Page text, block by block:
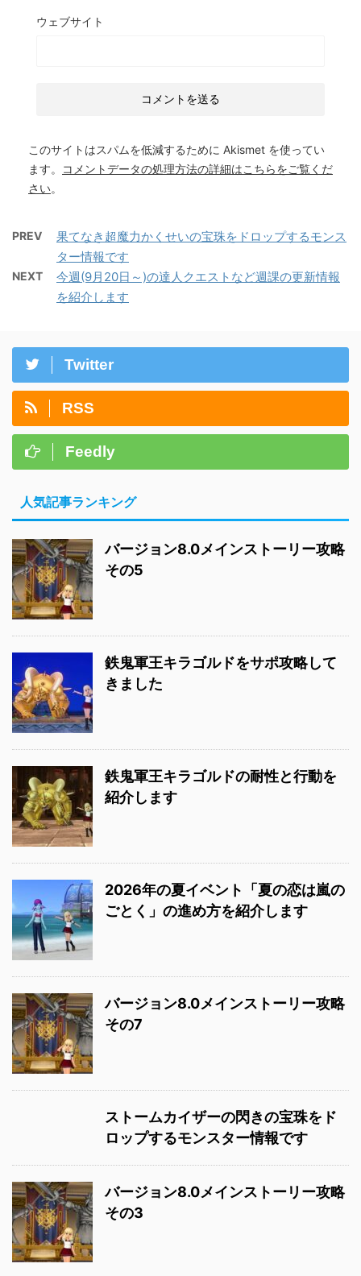
ウェブサイト
このサイトはスパムを低減するために Akismet を使ってい
ます。
コメントデータの処理方法の詳細はこちらをご覧くだ
さい。
PREV
果てなき超魔力かくせいの宝珠をドロップするモンス
ター情報です
NEXT
今週(9月20日～)の達人クエストなど週課の更新情報
を紹介します
Twitter
RSS
Feedly
人気記事ランキング
バージョン8.0メインストーリー攻略
その5
鉄鬼軍王キラゴルドをサポ攻略して
きました
鉄鬼軍王キラゴルドの耐性と行動を
紹介します
2026年の夏イベント「夏の恋は嵐の
ごとく」の進め方を紹介します
バージョン8.0メインストーリー攻略
その7
ストームカイザーの閃きの宝珠をド
ロップするモンスター情報です
バージョン8.0メインストーリー攻略
その3